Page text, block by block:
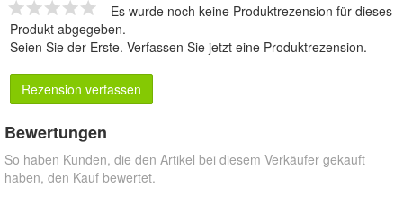
Es wurde noch keine Produktrezension für dieses
Produkt abgegeben.
Seien Sie der Erste. Verfassen Sie jetzt eine Produktrezension.
Rezension verfassen
Bewertungen
So haben Kunden, die den Artikel bei diesem Verkäufer gekauft
haben, den Kauf bewertet.